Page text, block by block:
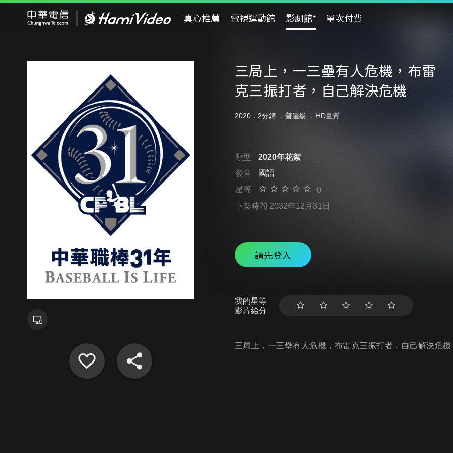
真心推薦 電視運動館 影劇館⁺ 單次付費
三局上，一三壘有人危機，布雷
克三振打者，自己解決危機
2020．2分鐘 ． 普遍級 ．HD畫質
類型
2020年花絮
發音
國語
星等
0
下架時間 2032年12月31日
請先登入
我的星等
影片給分
三局上，一三壘有人危機，布雷克三振打者，自己解決危機